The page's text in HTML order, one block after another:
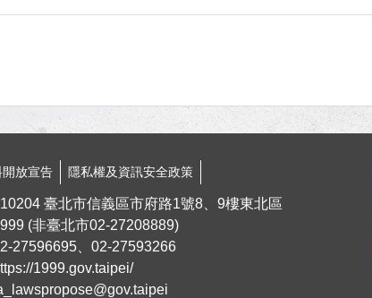
放宣告 隱私權及資訊安全政策
臺北市信義區市府路1號8、9樓東北區
(非臺北市02-27208889)
27596695、02-27593266
1999.gov.taipei/